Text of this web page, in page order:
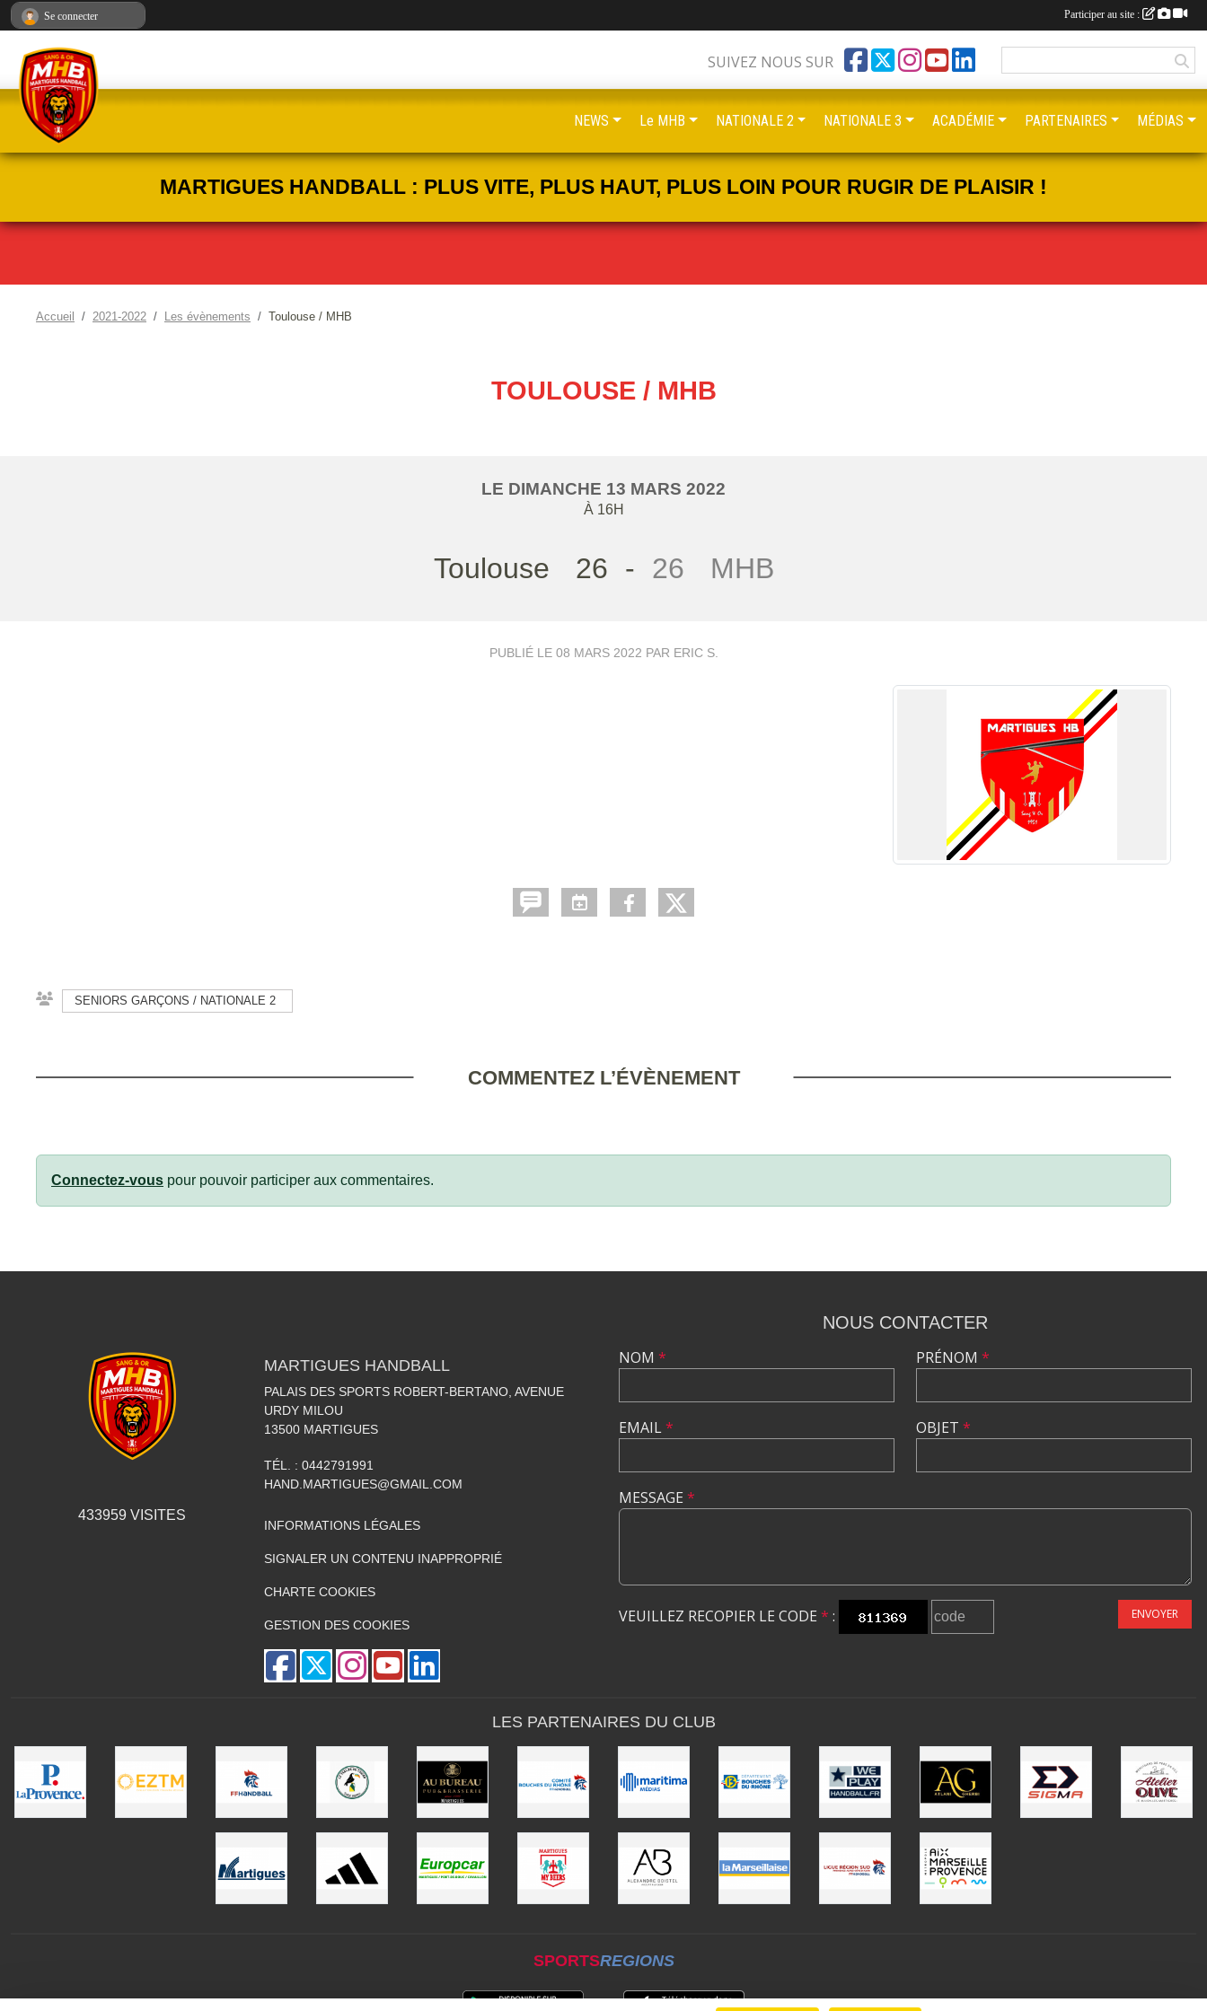
MARTIGUES HANDBALL : PLUS VITE, PLUS HAUT, PLUS LOIN POUR RUGIR DE PLAISIR !
Accueil 2021-2022 Les évènements Toulouse / MHB
TOULOUSE / MHB
LE DIMANCHE 13 MARS 2022
À 16H
Toulouse 26 - 26 MHB
PUBLIÉ LE 08 MARS 2022 PAR ERIC S.
SENIORS GARÇONS / NATIONALE 2
COMMENTEZ L’ÉVÈNEMENT
Connectez-vous pour pouvoir participer aux commentaires.
SUIVEZ NOUS SUR
NEWS Le MHB NATIONALE 2 NATIONALE 3 ACADÉMIE PARTENAIRES MÉDIAS
433959 VISITES
MARTIGUES HANDBALL
PALAIS DES SPORTS ROBERT-BERTANO, AVENUE
URDY MILOU
13500 MARTIGUES
TÉL. : 0442791991
HAND.MARTIGUES@GMAIL.COM
INFORMATIONS LÉGALES
SIGNALER UN CONTENU INAPPROPRIÉ
CHARTE COOKIES
GESTION DES COOKIES
NOUS CONTACTER
NOM *
EMAIL*
PRÉNOM *
OBJET *
MESSAGE *
VEUILLEZ RECOPIER LE CODE * : ENVOYER
LES PARTENAIRES DU CLUB
SPORTSREGIONS
Se connecter Participer au site :
Panneau de gestion des cookies